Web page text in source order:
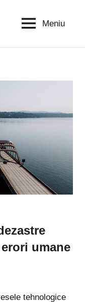
Meniu
umane
tehnologice